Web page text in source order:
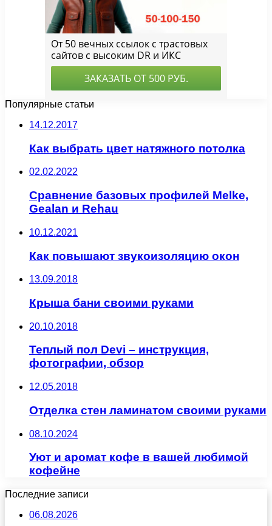
Популярные статьи
14.12.2017
Как выбрать цвет натяжного потолка
02.02.2022
Сравнение базовых профилей Melke,
Gealan и Rehau
10.12.2021
Как повышают звукоизоляцию окон
13.09.2018
Крыша бани своими руками
20.10.2018
Теплый пол Devi – инструкция,
фотографии, обзор
12.05.2018
Отделка стен ламинатом своими руками
08.10.2024
Уют и аромат кофе в вашей любимой
кофейне
Последние записи
06.08.2026